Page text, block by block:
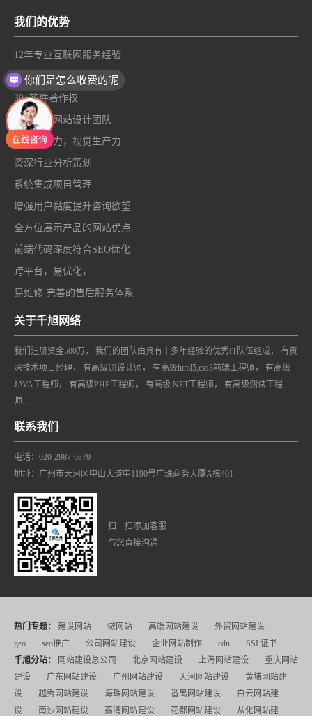
我们的优势
12年专业互联网服务经验
国家高新技术企业
30+软件著作权
广州高端网站设计团队
创意原动力，视觉生产力
资深行业分析策划
系统集成项目管理
增强用户黏度提升咨询欲望
全方位展示产品的网站优点
前端代码深度符合SEO优化
跨平台，易优化，
易维修 完善的售后服务体系
关于千旭网络
我们注册资金500万， 我们的团队由具有十多年经验的优秀IT队伍组成， 有资
深技术项目经理， 有高级UI设计师， 有高级html5,css3前端工程师， 有高级
JAVA工程师， 有高级PHP工程师， 有高级.NET工程师， 有高级测试工程
师…
联系我们
电话：020-2987-6379
地址：广州市天河区中山大道中1190号广珠商务大厦A栋401
扫一扫添加客服
与您直接沟通
热门专题： 建设网站 做网站 高端网站建设
外贸网站建设
geo
seo推广 公司网站建设 企业网站制作 cdn
SSL证书
千旭分站：
网站建设总公司 北京网站建设 上海网站建设
重庆网站
建设
广东网站建设 广州网站建设 天河网站建设
黄埔网站建
设
越秀网站建设 海珠网站建设 番禺网站建设
白云网站建
设
南沙网站建设 荔湾网站建设 花都网站建设
从化网站建
你们是怎么收费的呢